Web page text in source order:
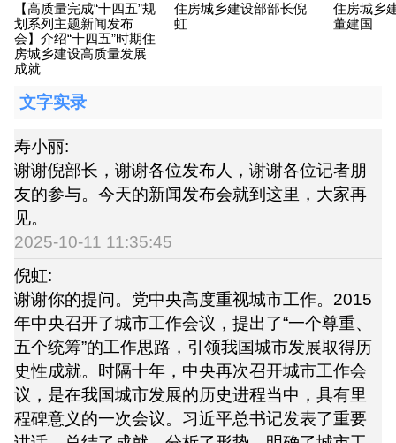
【高质量完成“十四五”规
划系列主题新闻发布
会】介绍“十四五”时期住
房城乡建设高质量发展
成就
住房城乡建设部部长倪
虹
住房城乡
董建国
文字实录
寿小丽:
谢谢倪部长，谢谢各位发布人，谢谢各位记者朋
友的参与。今天的新闻发布会就到这里，大家再
见。
2025-10-11 11:35:45
倪虹:
谢谢你的提问。党中央高度重视城市工作。2015
年中央召开了城市工作会议，提出了“一个尊重、
五个统筹”的工作思路，引领我国城市发展取得历
史性成就。时隔十年，中央再次召开城市工作会
议，是在我国城市发展的历史进程当中，具有里
程碑意义的一次会议。习近平总书记发表了重要